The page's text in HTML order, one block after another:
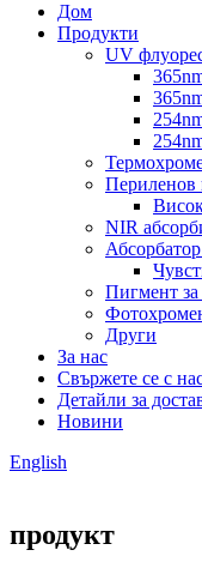
Дом
Продукти
UV
Периленов
NIR
Пигмент за
Други
За нас
Свържете се с
Детайли за
Новини
English
продукт